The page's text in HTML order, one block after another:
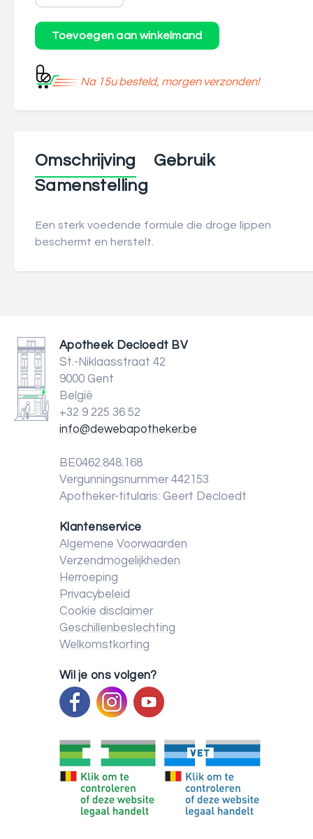
Na 15u besteld, morgen verzonden!
Omschrijving
Gebruik
Samenstelling
Een sterk voedende formule die droge lippen
beschermt en herstelt.
Apotheek Decloedt BV
St.-Niklaasstraat 42
9000 Gent
België
+32 9 225 36 52
info@dewebapotheker.be
BE0462.848.168
Vergunningsnummer 442153
Apotheker-titularis: Geert Decloedt
Klantenservice
Algemene Voorwaarden
Verzendmogelijkheden
Herroeping
Privacybeleid
Cookie disclaimer
Geschillenbeslechting
Welkomstkorting
Wil je ons volgen?